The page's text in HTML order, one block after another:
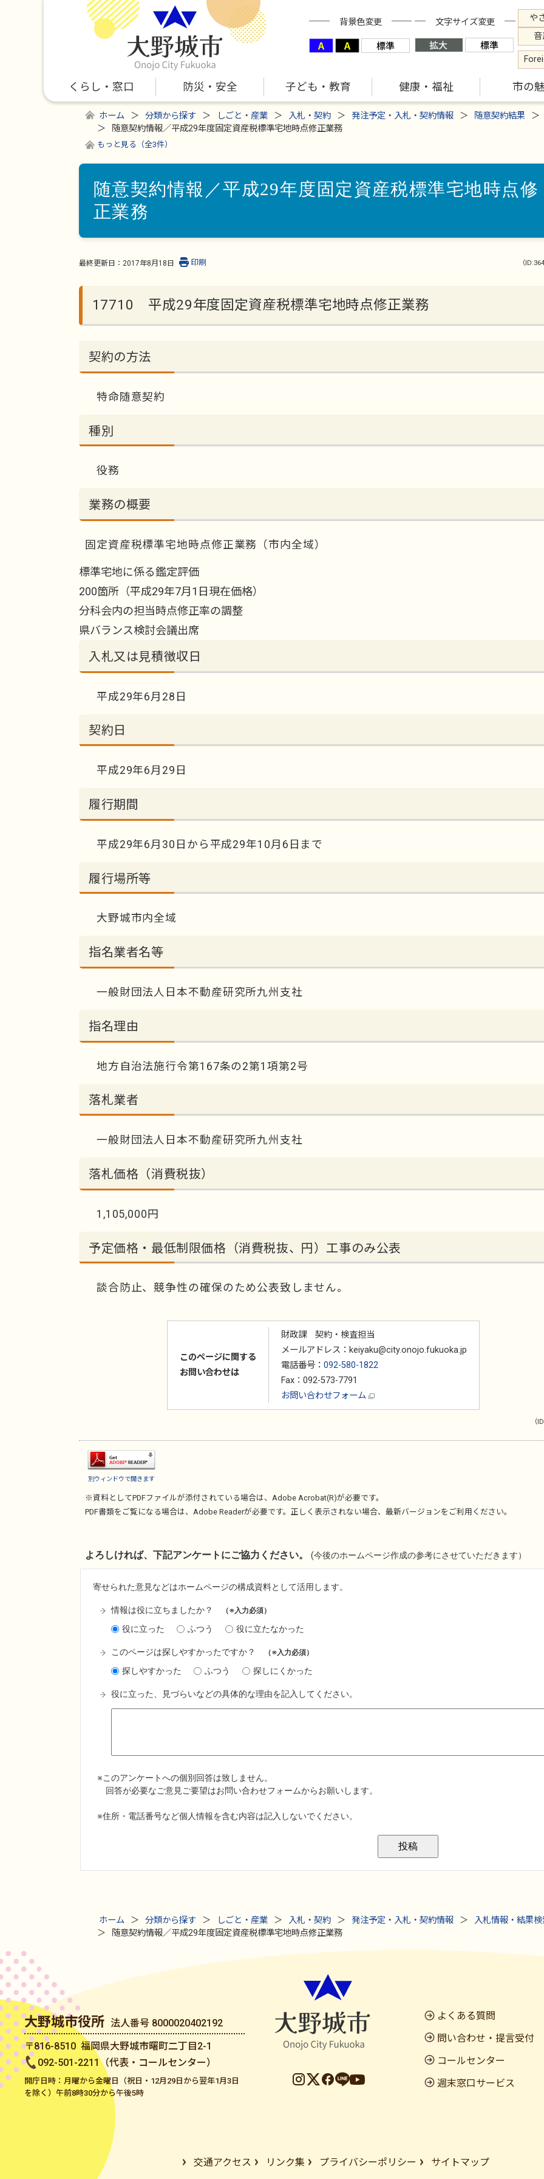
背景色変更 文字サイズ変更
や
くらし・窓口 防災・安全 子ども・教育 健康・福祉 市の
ホーム 分類から探す しごと・産業 入札・契約 発注予定・入札・契約情報 随意契約結果
随意契約情報／平成29年度固定資産税標準宅地時点修正業務
もっと見る（全3件）
随意契約情報／平成29年度固定資産税標準宅地時点修
正業務
最終更新日： 2017年8月18日 （
印刷
17710 平成29年度固定資産税標準宅地時点修正業務
契約の方法
特命随意契約
種別
役務
業務の概要
固定資産税標準宅地時点修正業務（市内全域）
標準宅地に係る鑑定評価
200箇所（平成29年7月1日現在価格）
分科会内の担当時点修正率の調整
県バランス検討会議出席
入札又は見積徴収日
平成29年6月28日
契約日
平成29年6月29日
履行期間
平成29年6月30日から平成29年10月6日まで
履行場所等
大野城市内全域
指名業者名等
一般財団法人日本不動産研究所九州支社
指名理由
地方自治法施行令第167条の2第1項第2号
落札業者
一般財団法人日本不動産研究所九州支社
落札価格（消費税抜）
1,105,000円
予定価格・最低制限価格（消費税抜、円）工事のみ公表
談合防止、競争性の確保のため公表致しません。
このページに関する
お問い合わせは
財政課 契約・検査担当
メールアドレス：keiyaku@city.onojo.fukuoka.jp
電話番号： 092-580-1822
Fax：092-573-7791
お問い合わせフォーム
（
別ウィンドウで開きます
※資料としてPDFファイルが添付されている場合は、 Adobe Acrobat(R)が必要です。
PDF書類をご覧になる場合は、 Adobe Readerが必要です。正しく表示されない場合、最新バージョンをご利用ください。
ホーム 分類から探す しごと・産業 入札・契約 発注予定・入札・契約情報
入札情報・結果検
随意契約情報／平成29年度固定資産税標準宅地時点修正業務
大野城市役所
法人番号 8000020402192
〒816-8510 福岡県大野城市曙町二丁目2-1
092-501-2211（代表・コールセンター）
開庁日時：月曜から金曜日（祝日・12月29日から翌年1月3日
を除く）午前8時30分から午後5時
よくある質問
問い合わせ・提言受付
コールセンター
週末窓口サービス
交通アクセス リンク集 プライバシーポリシー サイトマップ